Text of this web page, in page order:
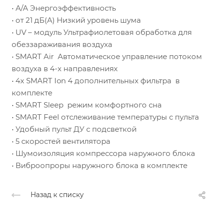
• А/А Энергоэффективность
• от 21 дБ(А) Низкий уровень шума
• UV – модуль Ультрафиолетовая обработка для
обеззараживания воздуха
• SMART Air Автоматическое управление потоком
воздуха в 4-х направлениях
• 4х SMART Ion 4 дополнительных фильтра в
комплекте
• SMART Sleep режим комфортного сна
• SMART Feel отслеживание температуры с пульта
• Удобный пульт ДУ с подсветкой
• 5 скоростей вентилятора
• Шумоизоляция компрессора наружного блока
• Виброопроры наружного блока в комплекте
Назад к списку